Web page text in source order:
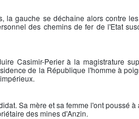
la gauche se déchaîne alors contre
des chemins de fer de l'Etat
Casimir-Perierà la magistrature
de la République l'homme à
Sa mère et sa femme l'ont poussé
des mines d'Anzin.